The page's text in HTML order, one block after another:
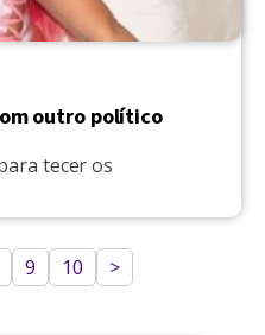
outro político
tecer os
9 10 >